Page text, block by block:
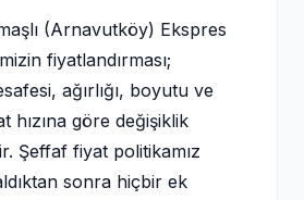
(Arnavutköy) Ekspres
fiyatlandırması;
ağırlığı, boyutu ve
hızına göre değişiklik
Şeffaf fiyat politikamız
sonra hiçbir ek